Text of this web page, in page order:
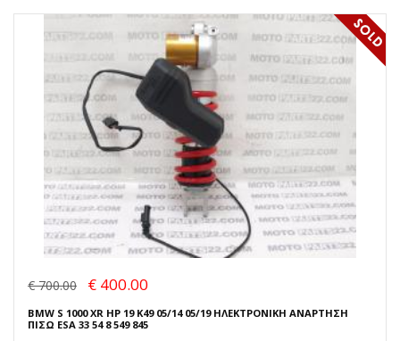
€ 700.00 € 400.00
BMW S 1000 XR HP 19 K49 05/14 05/19 ΗΛΕΚΤΡΟΝΙΚΗ ΑΝΑΡΤΗΣΗ
ΠΙΣΩ ESA 33 54 8 549 845